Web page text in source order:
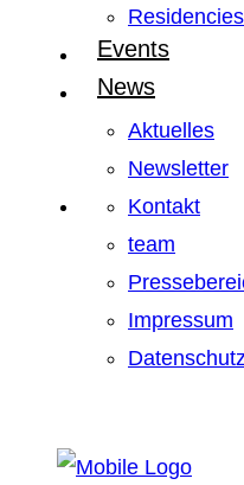
Events
News
Aktuelles
Newsletter
Kontakt
team
Impressum